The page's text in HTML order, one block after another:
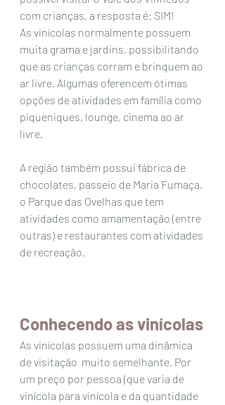
com crianças, a resposta é: SIM!
As vinícolas normalmente possuem
muita grama e jardins, possibilitando
que as crianças corram e brinquem ao
ar livre. Algumas oferencem ótimas
opções de atividades em família como
piqueniques, lounge, cinema ao ar
livre.
A região também possui fábrica de
chocolates, passeio de Maria Fumaça,
o Parque das Ovelhas que tem
atividades como amamentação (entre
outras) e restaurantes com atividades
de recreação.
Conhecendo as vinícolas
As vinícolas possuem uma dinâmica
de visitação  muito semelhante. Por
um preço por pessoa (que varia de
vinícola para vinícola e da quantidade